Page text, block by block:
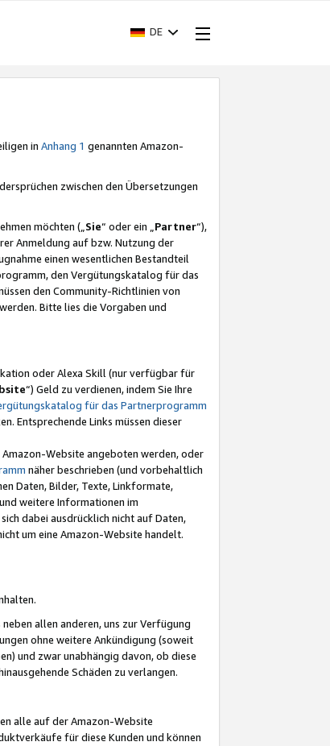
DE
in Anhang 1 genannten Amazon-
zwischen den Übersetzungen
möchten („Sie“ oder ein „Partner“),
Anmeldung auf bzw. Nutzung der
einen wesentlichen Bestandteil
den Vergütungskatalog für das
den Community-Richtlinien von
Bitte lies die Vorgaben und
oder Alexa Skill (nur verfügbar für
“) Geld zu verdienen, indem Sie Ihre
für das Partnerprogramm
Entsprechende Links müssen dieser
Website angeboten werden, oder
näher beschrieben (und vorbehaltlich
Daten, Bilder, Texte, Linkformate,
weitere Informationen im
dabei ausdrücklich nicht auf Daten,
um eine Amazon-Website handelt.
allen anderen, uns zur Verfügung
ohne weitere Ankündigung (soweit
und zwar unabhängig davon, ob diese
Schäden zu verlangen.
alle auf der Amazon-Website
für diese Kunden und können